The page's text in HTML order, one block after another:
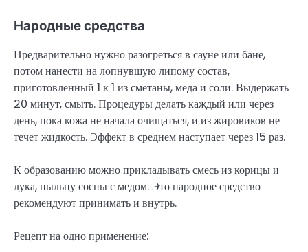
Народные средства
Предварительно нужно разогреться в сауне или бане,
потом нанести на лопнувшую липому состав,
приготовленный 1 к 1 из сметаны, меда и соли. Выдержать
20 минут, смыть. Процедуры делать каждый или через
день, пока кожа не начала очищаться, и из жировиков не
течет жидкость. Эффект в среднем наступает через 15 раз.
К образованию можно прикладывать смесь из корицы и
лука, пыльцу сосны с медом. Это народное средство
рекомендуют принимать и внутрь.
Рецепт на одно применение: